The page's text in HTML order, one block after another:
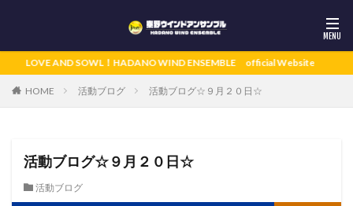
LOVE AND SOWL！HADANO WIND ENSEMBLE official Website
HOME 活動ブログ 活動ブログ☆９月２０日☆
活動ブログ☆９月２０日☆
活動ブログ